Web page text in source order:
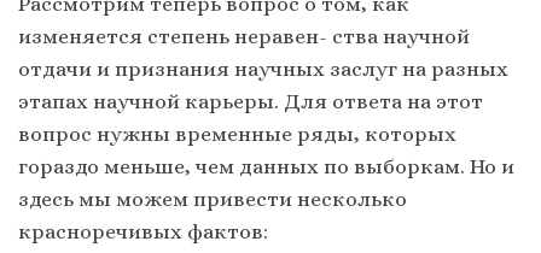
изменяется степень неравен- ства научной
отдачи и признания научных заслуг на разных
этапах научной карьеры. Для ответа на этот
вопрос нужны временные ряды, которых
гораздо меньше, чем данных по выборкам. Но и
здесь мы можем привести несколько
красноречивых фактов: